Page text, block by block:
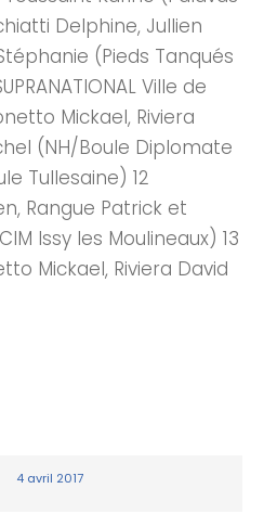
Delphine, Jullien
(Pieds Tanqués
Ville de
Mickael, Riviera
(NH/Boule Diplomate
Tullesaine) 12
Rangue Patrick et
Issy les Moulineaux) 13
Mickael, Riviera David
4 avril 2017